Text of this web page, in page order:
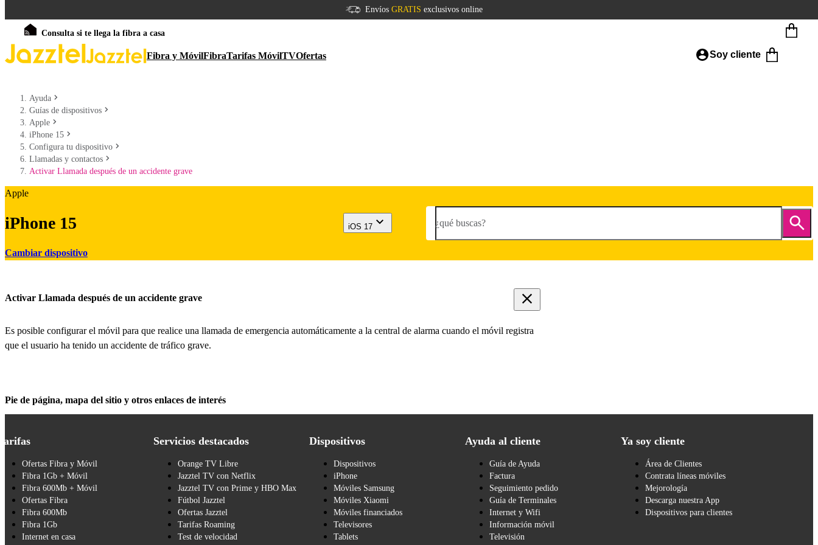
Envíos GRATIS exclusivos online
Consulta si te llega la fibra a casa
Fibra y MóvilFibraTarifas MóvilTVOfertas Soy cliente
Ayuda
Guías de dispositivos
Apple
iPhone 15
Configura tu dispositivo
Llamadas y contactos
Activar Llamada después de un accidente grave
Apple
iPhone 15
Cambiar dispositivo
iOS 17 ¿qué buscas?
Activar Llamada después de un accidente grave
Es posible configurar el móvil para que realice una llamada de emergencia automáticamente a la central de alarma cuando el móvil registra
que el usuario ha tenido un accidente de tráfico grave.
Pie de página, mapa del sitio y otros enlaces de interés
Ofertas Fibra y Móvil
Fibra 1Gb + Móvil
Fibra 600Mb + Móvil
Ofertas Fibra
Fibra 600Mb
Fibra 1Gb
Internet en casa
Servicios destacados
Orange TV Libre
Jazztel TV con Netflix
Jazztel TV con Prime y HBO Max
Fútbol Jazztel
Ofertas Jazztel
Tarifas Roaming
Test de velocidad
Dispositivos
Dispositivos
iPhone
Móviles Samsung
Móviles Xiaomi
Móviles financiados
Televisores
Tablets
Ayuda al cliente
Guía de Ayuda
Factura
Seguimiento pedido
Guía de Terminales
Internet y Wifi
Información móvil
Televisión
Ya soy cliente
Área de Clientes
Contrata líneas móviles
Mejorología
Descarga nuestra App
Dispositivos para clientes